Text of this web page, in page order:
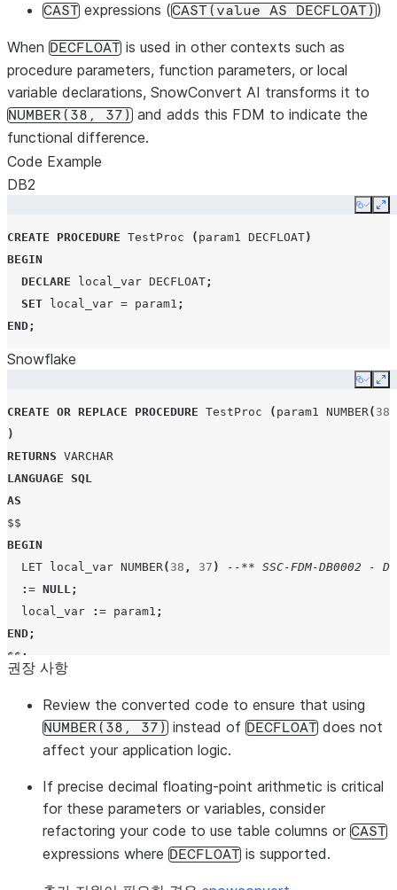
CAST expressions (CAST(value AS DECFLOAT))
When DECFLOAT is used in other contexts such as
procedure parameters, function parameters, or local
variable declarations, SnowConvert AI transforms it to
NUMBER(38, 37) and adds this FDM to indicate the
functional difference.
Code Example
DB2
Copy
CREATE PROCEDURE TestProc ( param1 DECFLOAT)
BEGIN
DECLARE
local_var DECFLOAT;
SET
local_var = param1 ;
END;
Snowflake
Copy
CREATE OR REPLACE PROCEDURE TestProc ( param1 NUMBER( 38
)
RETURNS VARCHAR
LANGUAGE SQL
AS
$$
BEGIN
LET
local_var NUMBER( 38 , 37 )
--** SSC-FDM-DB0002 -
: = NULL;
local_var
: = param1 ;
END;
$$ ;
권장 사항
Review the converted code to ensure that using
NUMBER(38, 37) instead of DECFLOAT does not
affect your application logic.
If precise decimal floating-point arithmetic is critical
for these parameters or variables, consider
refactoring your code to use table columns or CAST
expressions where DECFLOAT is supported.